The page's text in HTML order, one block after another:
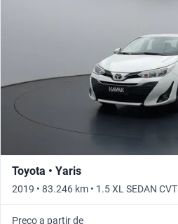
Toyota • Yaris
2019 • 83.246 km • 1.5 XL SEDAN
Preço a partir de